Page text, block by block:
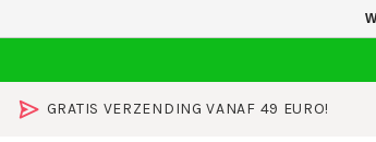
GRATIS VERZENDING VANAF 49 EURO!